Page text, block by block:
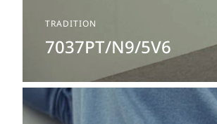
TRADITION
7037PT/N9/5V6